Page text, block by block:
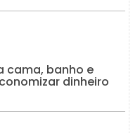
cama, banho e
dinheiro